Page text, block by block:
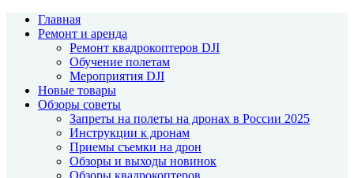
Главная
Ремонт и аренда
Ремонт квадрокоптеров DJI
Обучение полетам
Мероприятия DJI
Новые товары
Обзоры советы
Запреты на полеты на дронах в России 2025
Инструкции к дронам
Приемы съемки на дрон
Обзоры и выходы новинок
Обзоры квадрокоптеров